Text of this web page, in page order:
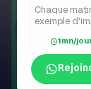
Chaque
exemple
1mn/